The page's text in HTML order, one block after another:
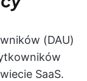
(DAU)
SaaS.